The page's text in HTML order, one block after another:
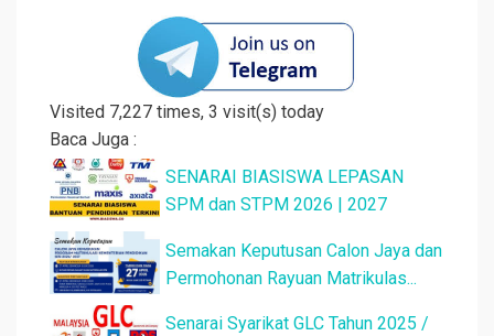
Visited 7,227 times, 3 visit(s) today
Baca Juga :
SENARAI BIASISWA LEPASAN
SPM dan STPM 2026 | 2027
Semakan Keputusan Calon Jaya dan
Permohonan Rayuan Matrikulas...
Senarai Syarikat GLC Tahun 2025 /